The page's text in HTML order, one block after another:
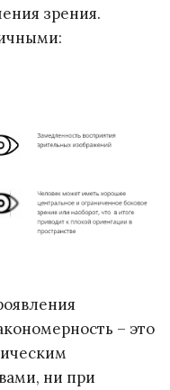
зрения.
– это
ни при